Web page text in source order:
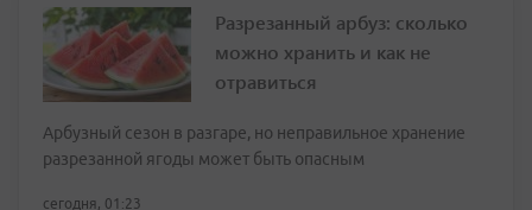
Разрезанный арбуз: сколько
можно хранить и как не
отравиться
Арбузный сезон в разгаре, но неправильное хранение
разрезанной ягоды может быть опасным
сегодня, 01:23